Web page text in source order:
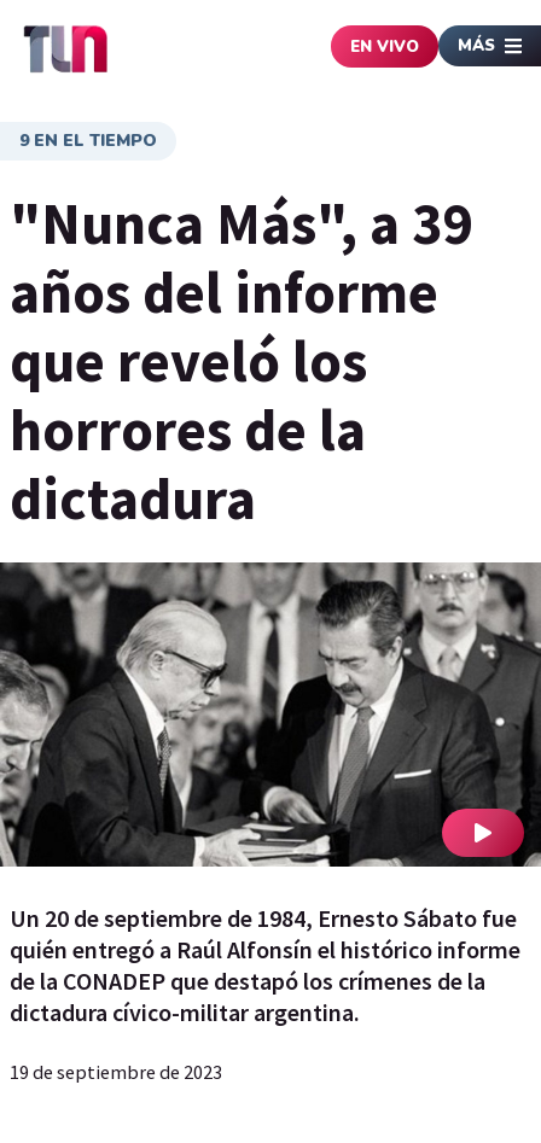
EN VIVO MÁS
9 EN EL TIEMPO
"Nunca Más", a 39
años del informe
que reveló los
horrores de la
dictadura
Un 20 de septiembre de 1984, Ernesto Sábato fue
quién entregó a Raúl Alfonsín el histórico informe
de la CONADEP que destapó los crímenes de la
dictadura cívico-militar argentina.
19 de septiembre de 2023